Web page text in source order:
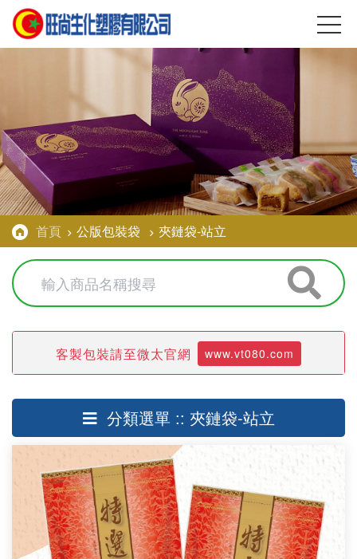
首頁 公版包裝袋 夾鏈袋-站立
客製包裝請至微太官網 www.vt080.com
分類選單 :: 夾鏈袋-站立